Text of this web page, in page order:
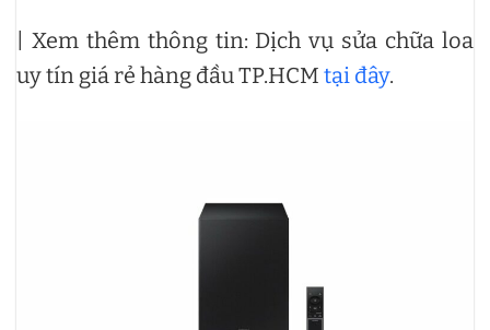
| Xem thêm thông tin: Dịch vụ sửa chữa loa
uy tín giá rẻ hàng đầu TP.HCM tại đây.